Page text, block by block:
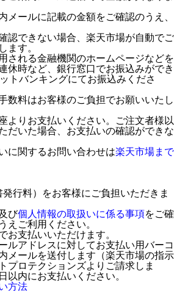
メールに記載の金額をご確認のうえ、
認できない場合、楽天市場が自動でご
ます。
される金融機関のホームページなどを
休時など、銀行窓口でお振込みができ
トバンキングにてお振込みくださ
数料はお客様のご負担でお願いいたし
よりお支払いください。ご注文者様以
だいた場合、お支払いの確認ができな
に関するお問い合わせは楽天市場まで
発行料）をお客様にご負担いただきま
及び個人情報の取扱いに係る事項をご確
えご利用ください。
お支払いいただけます。
ルアドレスに対してお支払い用バーコ
メールを送付します（楽天市場の指示
プロテクションズよりご請求しま
以内にお支払いください。
方法